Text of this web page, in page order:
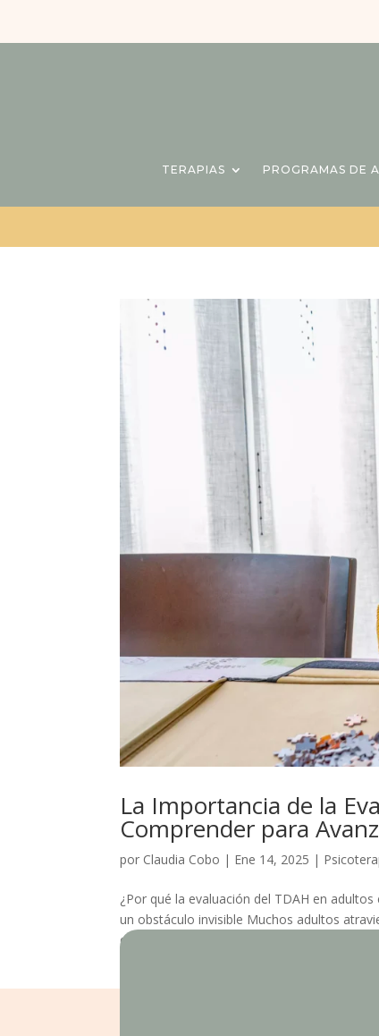
TERAPIAS PROGRAMAS DE
La Importancia de la
Comprender para
por Claudia Cobo | Ene 14, 2025 |
¿Por qué la evaluación del TDAH en
un obstáculo invisible Muchos adultos
que algo no encaja del todo....